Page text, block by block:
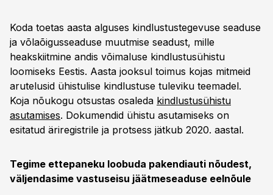
Koda toetas aasta alguses kindlustustegevuse seaduse
ja võlaõigusseaduse muutmise seadust, mille
heakskiitmine andis võimaluse kindlustusühistu
loomiseks Eestis. Aasta jooksul toimus kojas mitmeid
arutelusid ühistulise kindlustuse tuleviku teemadel.
Koja nõukogu otsustas osaleda kindlustusühistu
asutamises. Dokumendid ühistu asutamiseks on
esitatud äriregistrile ja protsess jätkub 2020. aastal.
Tegime ettepaneku loobuda pakendiauti nõudest,
väljendasime vastuseisu jäätmeseaduse eelnõule